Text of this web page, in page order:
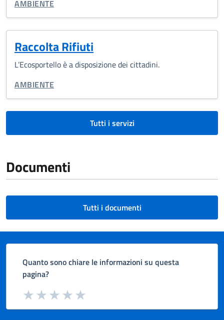
CATEGORIA CORRELATA:
AMBIENTE
Raccolta Rifiuti
L’Ecosportello è a disposizione dei cittadini.
CATEGORIA CORRELATA:
AMBIENTE
Tutti i servizi
Documenti
Tutti i documenti
Quanto sono chiare le informazioni su questa
pagina?
Valuta da 1 a 5 stelle la pagina
Valuta 5 stelle su 5
Valuta 4 stelle su 5
Valuta 3 stelle su 5
Valuta 2 stelle su 5
Valuta 1 stelle su 5